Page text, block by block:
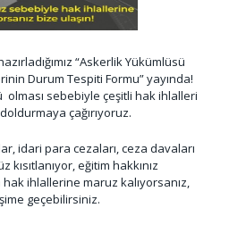
“Askerlik Yükümlüsü
Durum Tespiti Formu” yayında!
sebebiyle çeşitli hak ihlalleri
çağırıyoruz.
idari para cezaları, ceza davaları
eğitim hakkınız
ihlallerine maruz kalıyorsanız,
geçebilirsiniz.